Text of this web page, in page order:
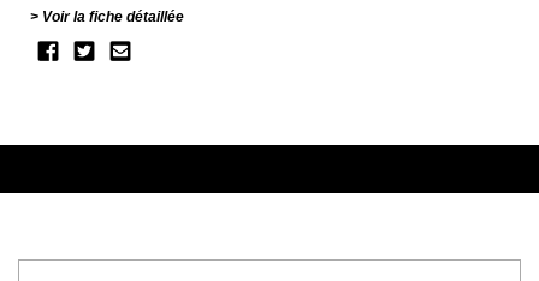
Voir la fiche détaillée